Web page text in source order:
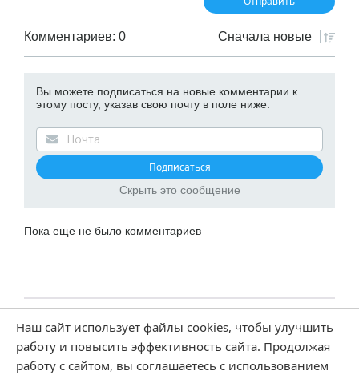
Комментариев: 0 Сначала новые
Вы можете подписаться на новые комментарии к
этому посту, указав свою почту в поле ниже:
Скрыть это сообщение
Пока еще не было комментариев
Добавить AnyComment на свой сайт
Наш сайт использует файлы cookies, чтобы улучшить
работу и повысить эффективность сайта. Продолжая
работу с сайтом, вы соглашаетесь с использованием